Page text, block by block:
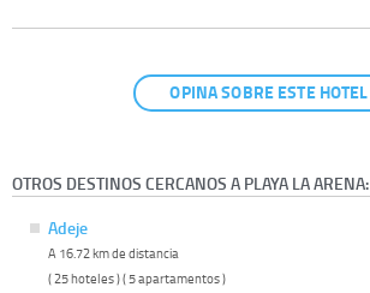
OPINA SOBRE ESTE HOTEL
OTROS DESTINOS CERCANOS A PLAYA LA ARENA:
Adeje
A 16.72 km de distancia
( 25 hoteles ) ( 5 apartamentos )